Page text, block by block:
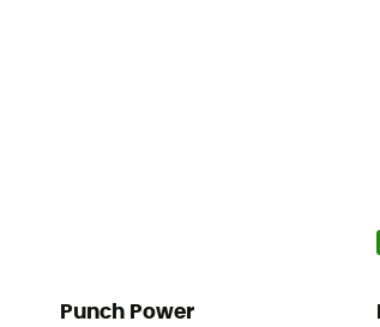
Punch Power